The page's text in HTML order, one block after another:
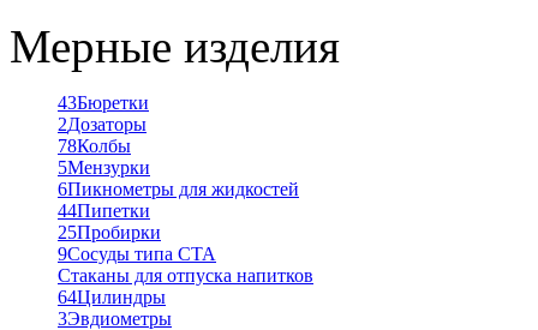
Мерные изделия
43Бюретки
2Дозаторы
78Колбы
5Мензурки
6Пикнометры для жидкостей
44Пипетки
25Пробирки
9Сосуды типа СТА
Стаканы для отпуска напитков
64Цилиндры
3Эвдиометры